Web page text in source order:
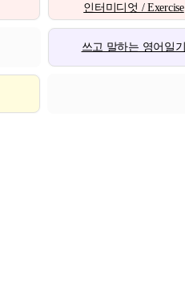
인터미디엇 / Exercise
쓰고 말하는 영어일기